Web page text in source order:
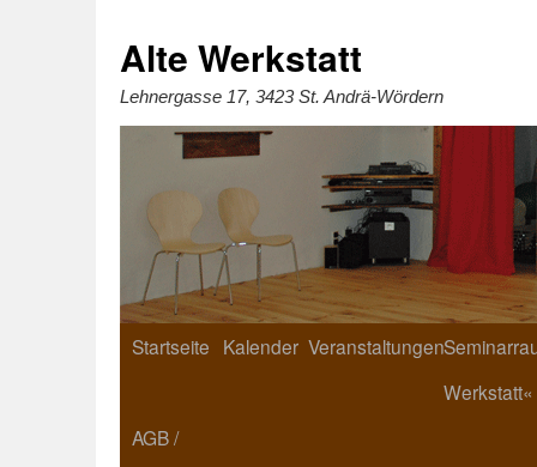
Alte Werkstatt
Lehnergasse 17, 3423 St. Andrä-Wördern
Startseite Kalender Veranstaltungen
Werkstatt«
AGB /